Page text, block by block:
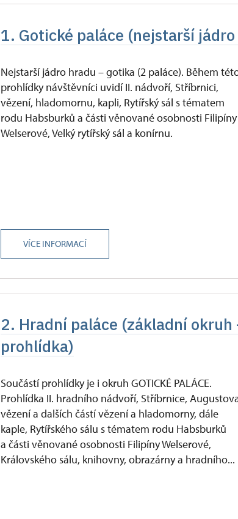
1. Gotické paláce (nejstarší
Nejstarší jádro hradu – gotika (2 paláce). Během
prohlídky návštěvníci uvidí II. nádvoří, Stříbrnici,
vězení, hladomornu, kapli, Rytířský sál s tématem
rodu Habsburků a části věnované osobnosti Filipíny
Welserové, Velký rytířský sál a konírnu.
VÍCE INFORMACÍ
2. Hradní paláce (základní
prohlídka)
Součástí prohlídky je i okruh GOTICKÉ PALÁCE.
Prohlídka II. hradního nádvoří, Stříbrnice,
vězení a dalších částí vězení a hladomorny, dále
kaple, Rytířského sálu s tématem rodu Habsburků
a části věnované osobnosti Filipíny Welserové,
Královského sálu, knihovny, obrazárny a hradního...